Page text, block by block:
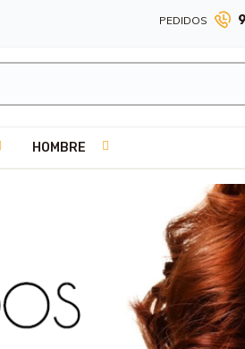
PEDIDOS
HOMBRE